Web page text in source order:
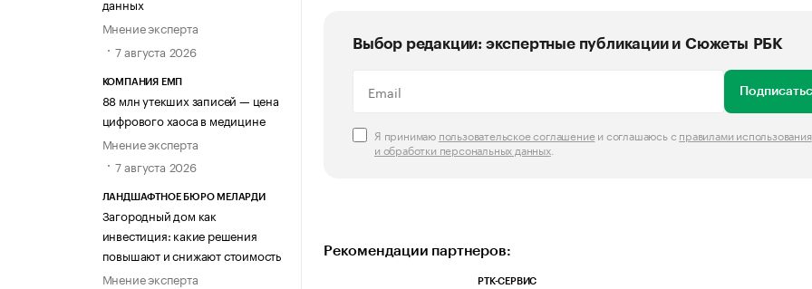
данных
Мнение эксперта
7 августа 2026
КОМПАНИЯ ЕМП
88 млн утекших записей — цена
цифрового хаоса в медицине
Мнение эксперта
7 августа 2026
ЛАНДШАФТНОЕ БЮРО МЕЛАРДИ
Загородный дом как
инвестиция: какие решения
повышают и снижают стоимость
Мнение эксперта
Выбор редакции: экспертные публикации и Сюжеты РБК
Я принимаю пользовательское соглашениеи соглашаюсь с правилами использования
и обработки персональных данных.
Рекомендации партнеров:
РТК-СЕРВИС